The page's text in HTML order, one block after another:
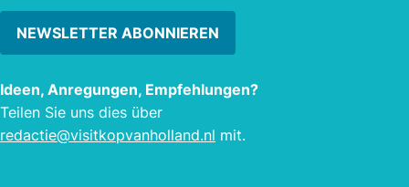
NEWSLETTER ABONNIEREN
Ideen, Anregungen, Empfehlungen?
Teilen Sie uns dies über
redactie@visitkopvanholland.nl mit.